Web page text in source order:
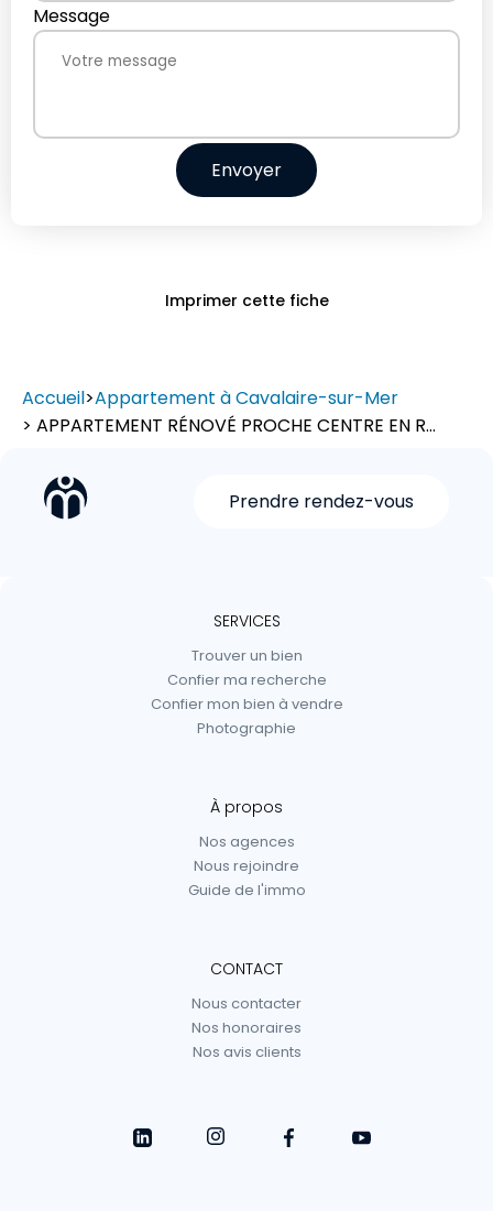
Message
Envoyer
Imprimer cette fiche
Accueil>Appartement à Cavalaire-sur-Mer
> APPARTEMENT RÉNOVÉ PROCHE CENTRE EN R...
Prendre rendez-vous
SERVICES
Trouver un bien
Confier ma recherche
Confier mon bien à vendre
Photographie
À propos
Nos agences
Nous rejoindre
Guide de l'immo
CONTACT
Nous contacter
Nos honoraires
Nos avis clients